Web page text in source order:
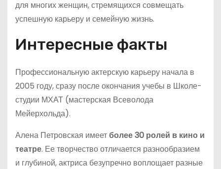
для многих женщин, стремящихся совмещать
успешную карьеру и семейную жизнь.
Интересные факты
Профессиональную актерскую карьеру начала в
2005 году, сразу после окончания учебы в Школе-
студии МХАТ (мастерская Всеволода
Мейерхольда).
Алена Петровская имеетболее 30 ролей в кино и
театре. Ее творчество отличается разнообразием
и глубиной, актриса безупречно воплощает разные